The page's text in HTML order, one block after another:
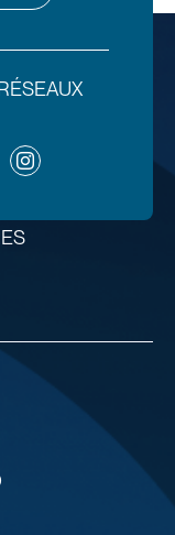
Instagram